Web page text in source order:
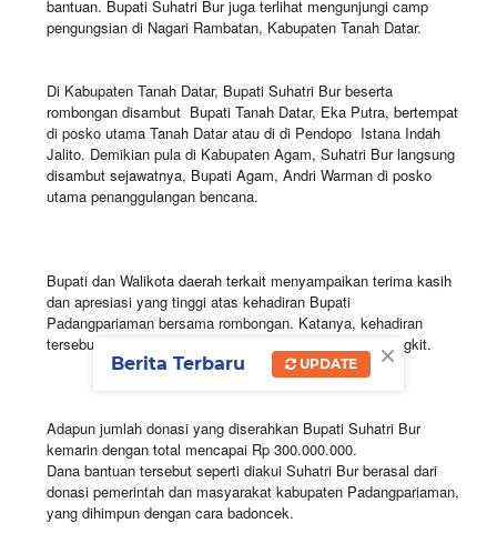
bantuan. Bupati Suhatri Bur juga terlihat mengunjungi camp
pengungsian di Nagari Rambatan, Kabupaten Tanah Datar.
Di Kabupaten Tanah Datar, Bupati Suhatri Bur beserta
rombongan disambut Bupati Tanah Datar, Eka Putra, bertempat
di posko utama Tanah Datar atau di di Pendopo Istana Indah
Jalito. Demikian pula di Kabupaten Agam, Suhatri Bur langsung
disambut sejawatnya, Bupati Agam, Andri Warman di posko
utama penanggulangan bencana.
Bupati dan Walikota daerah terkait menyampaikan terima kasih
dan apresiasi yang tinggi atas kehadiran Bupati
Padangpariaman bersama rombongan. Katanya, kehadiran
tersebut merupakan semangat baru untuk pulih dan bangkit.
Adapun jumlah donasi yang diserahkan Bupati Suhatri Bur
kemarin dengan total mencapai Rp 300.000.000.
Dana bantuan tersebut seperti diakui Suhatri Bur berasal dari
donasi pemerintah dan masyarakat kabupaten Padangpariaman,
yang dihimpun dengan cara badoncek.
×
Berita Terbaru UPDATE